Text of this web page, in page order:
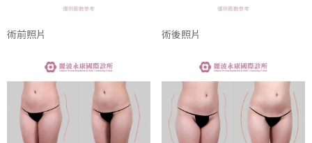
術前照片 術後照片